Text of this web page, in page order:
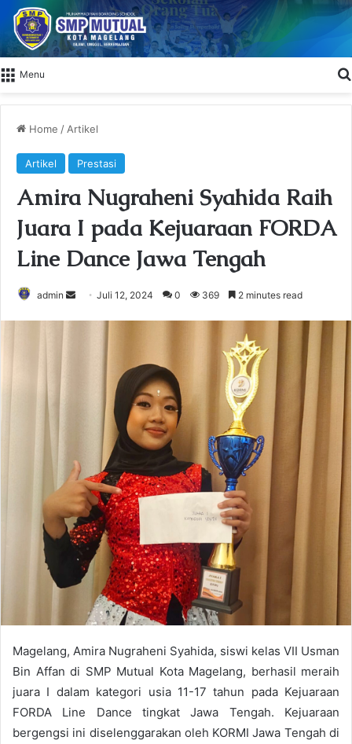
Menu
Home / Artikel
Artikel Prestasi
Amira Nugraheni Syahida Raih
Juara I pada Kejuaraan FORDA
Line Dance Jawa Tengah
admin
i
l
Juli 12, 2024 0 369 2 minutes read
Magelang, Amira Nugraheni Syahida, siswi kelas VII Usman
Bin Affan di SMP Mutual Kota Magelang, berhasil meraih
juara I dalam kategori usia 11-17 tahun pada Kejuaraan
FORDA Line Dance tingkat Jawa Tengah. Kejuaraan
bergengsi ini diselenggarakan oleh KORMI Jawa Tengah di